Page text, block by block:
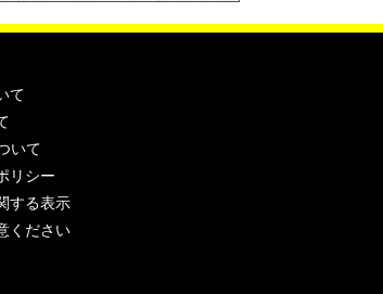
て
いて
リシー
する表示
ください